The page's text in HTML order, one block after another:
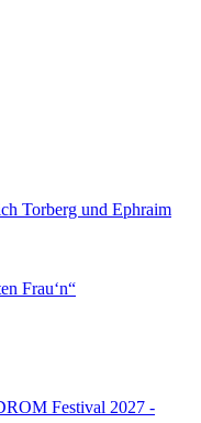
Torberg und Ephraim
Frau‘n“
Festival 2027 -